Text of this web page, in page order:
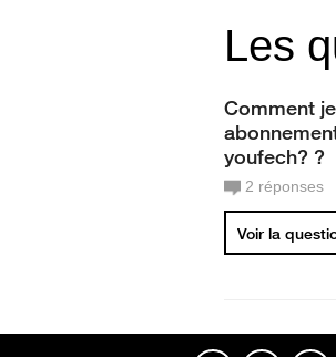
Les
Comment
youfech? ?
2 réponses
Voir la